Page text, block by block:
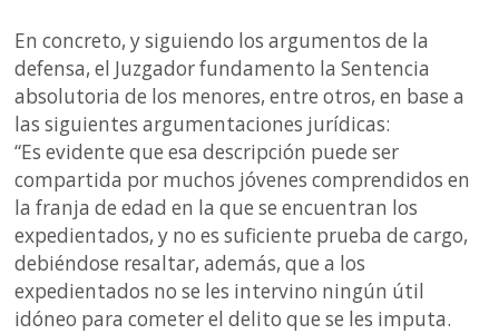
En concreto, y siguiendo los argumentos de la
defensa, el Juzgador fundamento la Sentencia
absolutoria de los menores, entre otros, en base a
las siguientes argumentaciones jurídicas:
“Es evidente que esa descripción puede ser
compartida por muchos jóvenes comprendidos en
la franja de edad en la que se encuentran los
expedientados, y no es suficiente prueba de cargo,
debiéndose resaltar, además, que a los
expedientados no se les intervino ningún útil
idóneo para cometer el delito que se les imputa.